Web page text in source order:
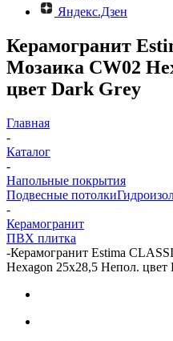
Яндекс.Дзен
Керамогранит
Мозаика CW02
цвет Dark Grey
Главная
-
Каталог
-
Напольные покрытия
Подвесные потолки
-
Керамогранит
ПВХ плитка
-Керамогранит Estima
Hexagon 25x28,5 Непол. цвет